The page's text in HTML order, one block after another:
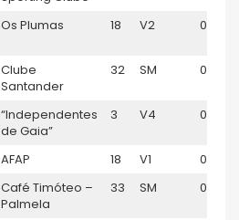
Os Plumas 18 V2
Clube
Santander
32 SM
“Independentes
de Gaia”
3 V4
AFAP 18 V1
Café Timóteo –
Palmela
33 SM